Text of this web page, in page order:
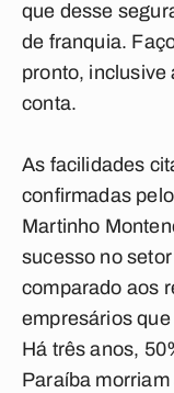
que desse
de franquia.
pronto, inclusive
conta.
As facilidades
confirmadas
Martinho
sucesso no
comparado aos
empresários
Há três anos,
Paraíba